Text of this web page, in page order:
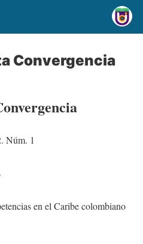
Convergencia
Núm. 1
en el Caribe colombiano